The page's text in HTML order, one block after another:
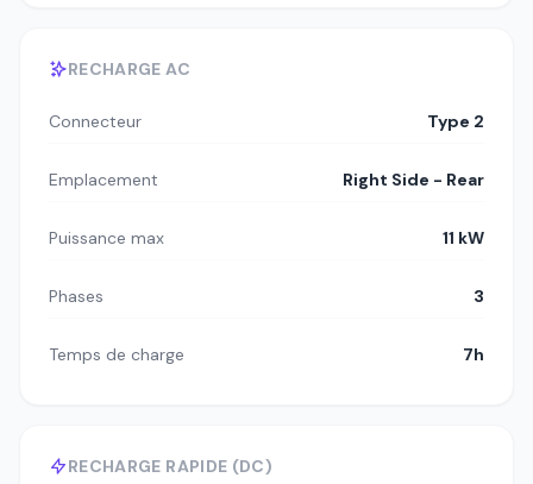
RECHARGE AC
Connecteur Type 2
Emplacement Right Side - Rear
Puissance max 11 kW
Phases 3
Temps de charge 7h
RECHARGE RAPIDE (DC)